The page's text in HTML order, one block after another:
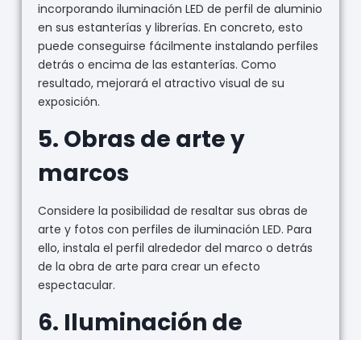
incorporando iluminación LED de perfil de aluminio
en sus estanterías y librerías. En concreto, esto
puede conseguirse fácilmente instalando perfiles
detrás o encima de las estanterías. Como
resultado, mejorará el atractivo visual de su
exposición.
5. Obras de arte y
marcos
Considere la posibilidad de resaltar sus obras de
arte y fotos con perfiles de iluminación LED. Para
ello, instala el perfil alrededor del marco o detrás
de la obra de arte para crear un efecto
espectacular.
6. Iluminación de